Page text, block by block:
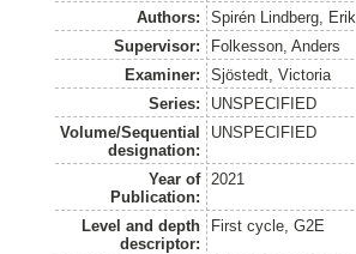
Authors:
Spirén Lindberg, Erik
Supervisor:
Folkesson, Anders
Examiner:
Sjöstedt, Victoria
Series:
UNSPECIFIED
Volume/Sequential
designation:
UNSPECIFIED
Year of
Publication:
2021
Level and depth
descriptor:
First cycle, G2E